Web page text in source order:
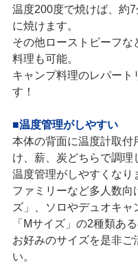
温度200度で焼けば、約
に焼けます。
その他ローストビーフな
料理も可能。
キャンプ料理のレパート
す！
■温度管理がしやすい
本体の背面に温度計取付
け、薪、炭どちらで調理
温度管理がしやすくなり
ファミリーなど多人数向
ズ」、ソロやデュオキャ
「Mサイズ」の2種類あ
お好みのサイズを是非ご
い。